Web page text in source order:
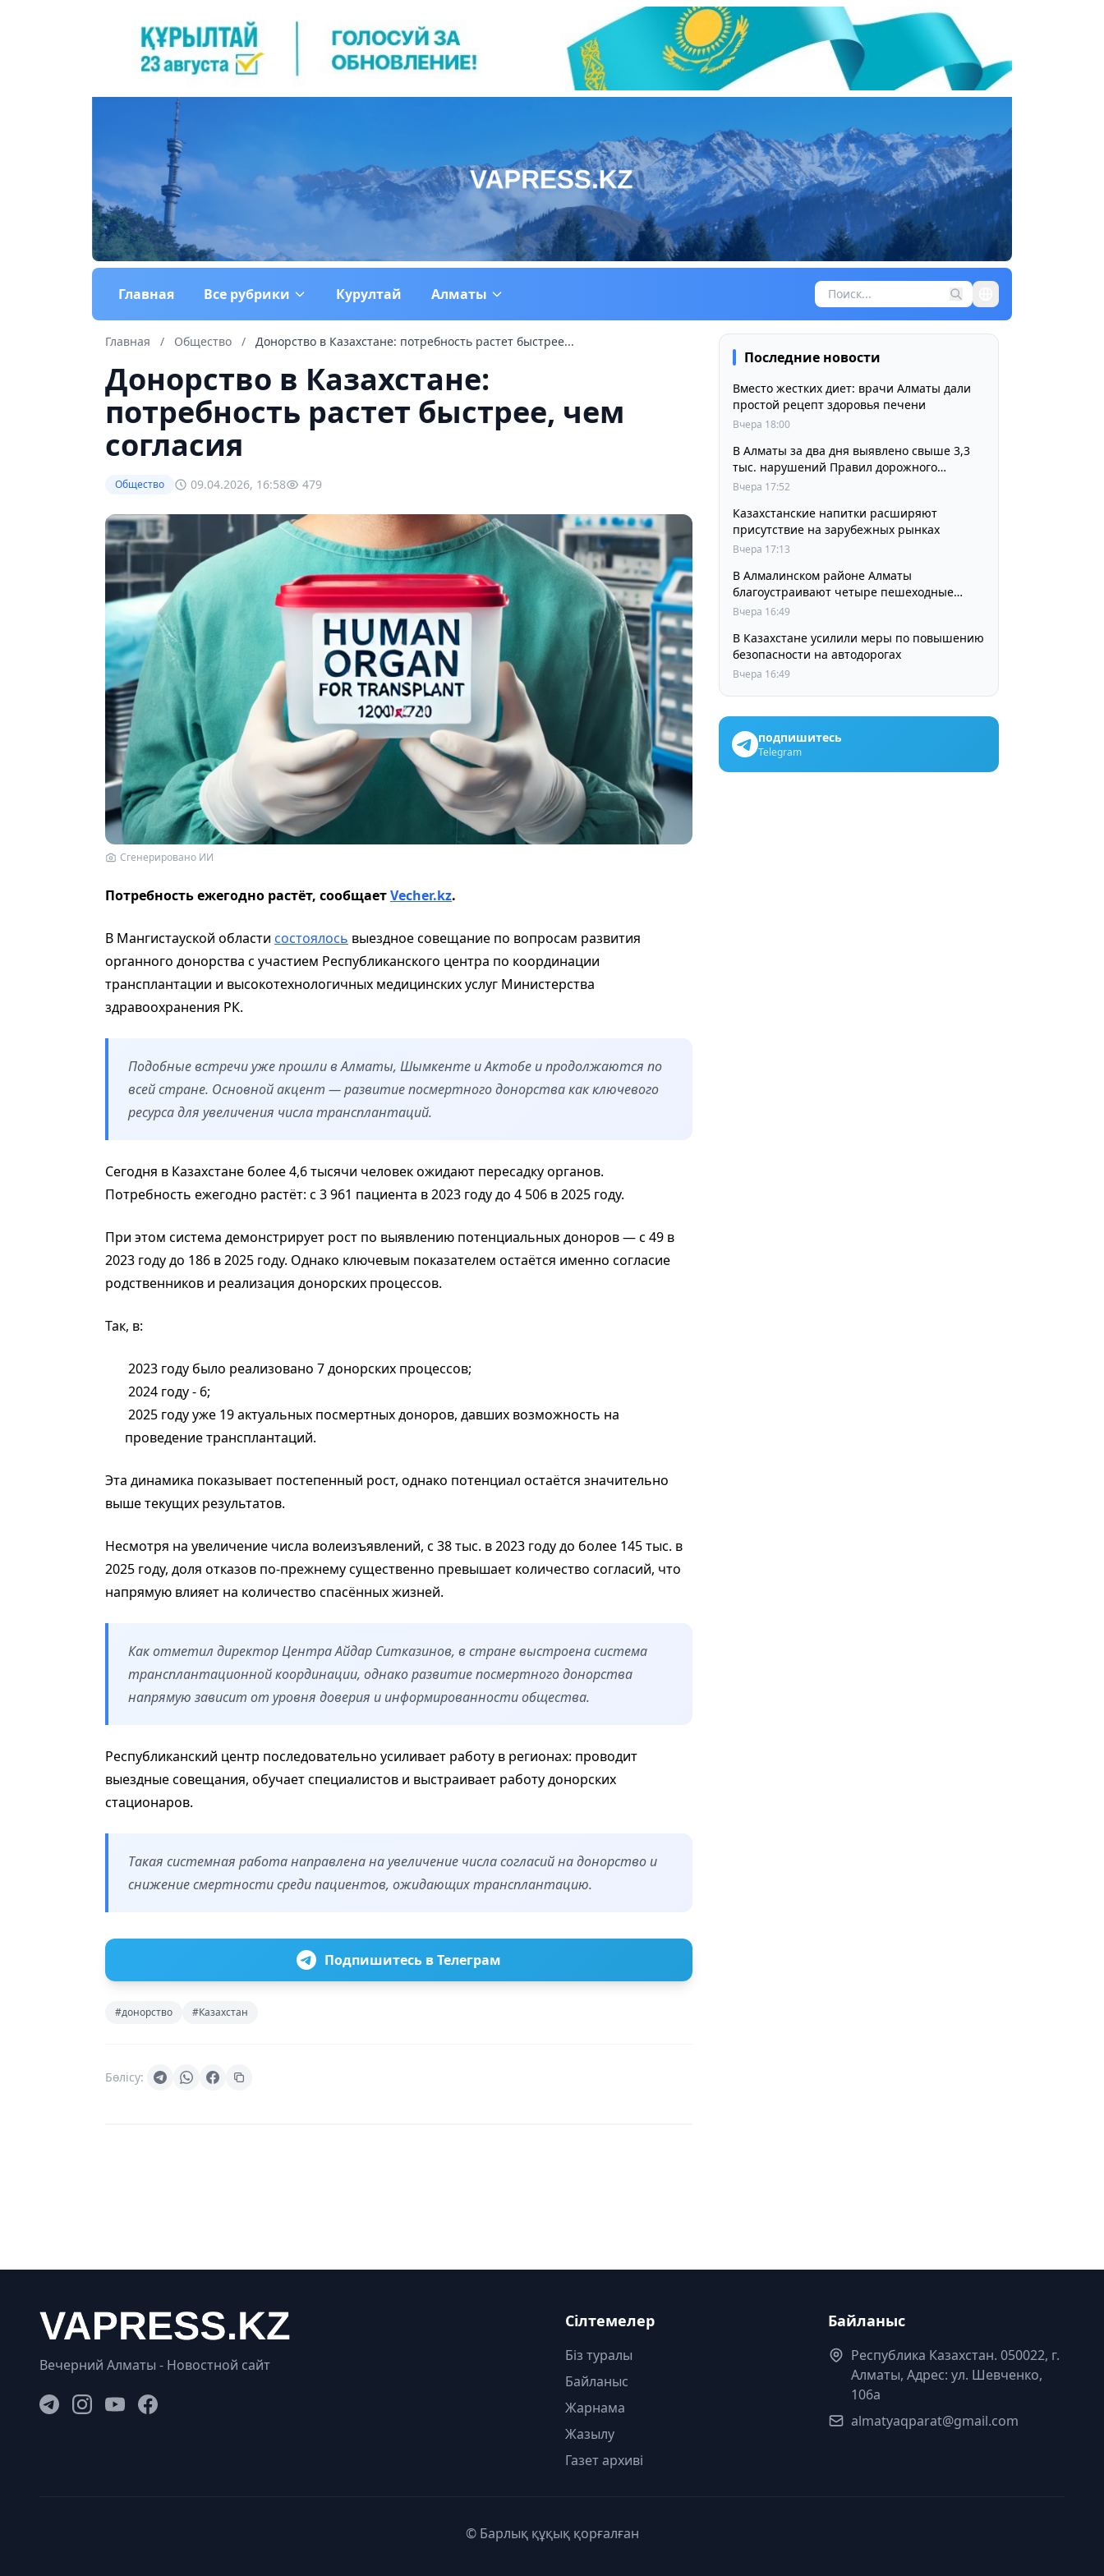
Главная Все рубрики Курултай Алматы
Главная / Общество / Донорство в Казахстане: потребность растет быстрее...
Донорство в Казахстане:
потребность растет быстрее, чем
согласия
Общество 09.04.2026, 16:58 479
Сгенерировано ИИ
Потребность ежегодно растёт, сообщаетVecher.kz.
В Мангистауской области состоялось выездное совещание по вопросам развития
органного донорства с участием Республиканского центра по координации
трансплантации и высокотехнологичных медицинских услуг Министерства
здравоохранения РК.
Подобные встречи уже прошли в Алматы, Шымкенте и Актобе и продолжаются по
всей стране. Основной акцент — развитие посмертного донорства как ключевого
ресурса для увеличения числа трансплантаций.
Сегодня в Казахстане более 4,6 тысячи человек ожидают пересадку органов.
Потребность ежегодно растёт: с 3 961 пациента в 2023 году до 4 506 в 2025 году.
При этом система демонстрирует рост по выявлению потенциальных доноров — с 49 в
2023 году до 186 в 2025 году. Однако ключевым показателем остаётся именно согласие
родственников и реализация донорских процессов.
Так, в:
2023 году было реализовано 7 донорских процессов;
2024 году - 6;
2025 году уже 19 актуальных посмертных доноров, давших возможность на
проведение трансплантаций.
Эта динамика показывает постепенный рост, однако потенциал остаётся значительно
выше текущих результатов.
Несмотря на увеличение числа волеизъявлений, с 38 тыс. в 2023 году до более 145 тыс. в
2025 году, доля отказов по-прежнему существенно превышает количество согласий, что
напрямую влияет на количество спасённых жизней.
Как отметил директор Центра Айдар Ситказинов, в стране выстроена система
трансплантационной координации, однако развитие посмертного донорства
напрямую зависит от уровня доверия и информированности общества.
Республиканский центр последовательно усиливает работу в регионах: проводит
выездные совещания, обучает специалистов и выстраивает работу донорских
стационаров.
Такая системная работа направлена на увеличение числа согласий на донорство и
снижение смертности среди пациентов, ожидающих трансплантацию.
Подпишитесь в Телеграм
#донорство #Казахстан
Бөлісу:
Последние новости
Вместо жестких диет: врачи Алматы дали
Вчера 18:00
В Алматы за два дня выявлено свыше 3,3
тыс. нарушений Правил дорожного
движения
Вчера 17:52
Казахстанские напитки расширяют
присутствие на зарубежных рынках
Вчера 17:13
В Алмалинском районе Алматы
благоустраивают четыре пешеходные
зоны и сквер перед ТЮЗом
Вчера 16:49
В Казахстане усилили меры по повышению
безопасности на автодорогах
Вчера 16:49
подпишитесь
Telegram
Вечерний Алматы - Новостной сайт
Сілтемелер
Біз туралы
Байланыс
Жарнама
Жазылу
Газет архиві
Байланыс
Республика Казахстан. 050022, г.
Алматы, Адрес: ул. Шевченко,
106а
almatyaqparat@gmail.com
© Барлық құқық қорғалған